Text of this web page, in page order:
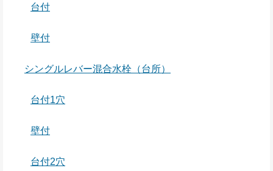
台付
壁付
シングルレバー混合水栓（台所）
台付1穴
壁付
台付2穴